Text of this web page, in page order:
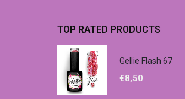
TOP RATED PRODUCTS
Gellie Flash 67
€8,50